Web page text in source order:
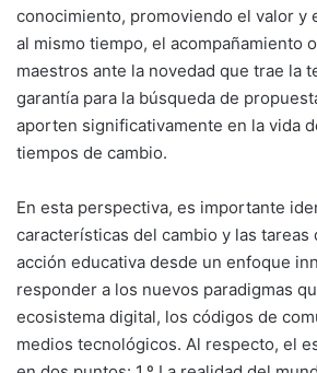
conocimiento, promoviendo el valor y
al mismo tiempo, el acompañamiento
maestros ante la novedad que trae la
garantía para la búsqueda de
aporten significativamente en la vida
tiempos de cambio.
En esta perspectiva, es importante
características del cambio y las tareas
acción educativa desde un enfoque
responder a los nuevos paradigmas
ecosistema digital, los códigos de
medios tecnológicos. Al respecto, el